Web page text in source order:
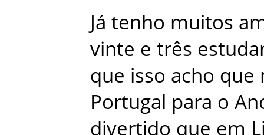
Já tenho muitos
vinte e três
que isso acho que
Portugal para o
divertido que em